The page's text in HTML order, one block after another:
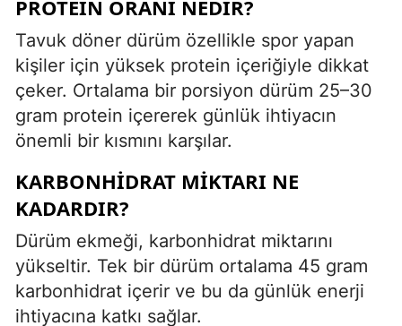
PROTEIN ORANI NEDIR?
Tavuk döner dürüm özellikle spor yapan
kişiler için yüksek protein içeriğiyle dikkat
çeker. Ortalama bir porsiyon dürüm 25–30
gram protein içererek günlük ihtiyacın
önemli bir kısmını karşılar.
KARBONHIDRAT MIKTARI NE
KADARDIR?
Dürüm ekmeği, karbonhidrat miktarını
yükseltir. Tek bir dürüm ortalama 45 gram
karbonhidrat içerir ve bu da günlük enerji
ihtiyacına katkı sağlar.